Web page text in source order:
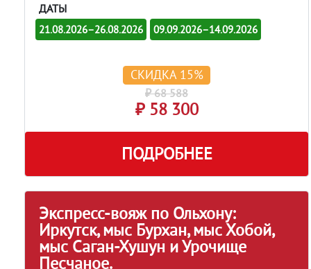
ДАТЫ
21.08.2026–26.08.2026 09.09.2026–14.09.2026
СКИДКА 15%
₽ 68 588
₽ 58 300
ПОДРОБНЕЕ
Экспресс-вояж по Ольхону:
Иркутск, мыс Бурхан, мыс Хобой,
мыс Саган-Хушун и Урочище
Песчаное.